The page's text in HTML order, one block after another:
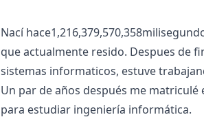
Nací hace1,216,379,571,458
que actualmente resido. Despues de
sistemas informaticos, estuve
Un par de años después me matriculé
para estudiar ingeniería informática.